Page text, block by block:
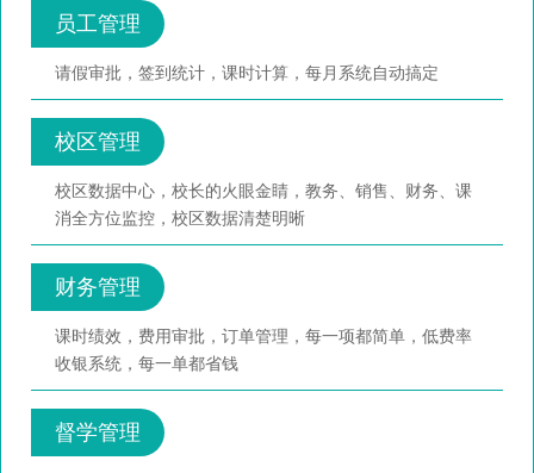
员工管理
请假审批，签到统计，课时计算，每月系统自动搞定
校区管理
校区数据中心，校长的火眼金睛，教务、销售、财务、课
消全方位监控，校区数据清楚明晰
财务管理
课时绩效，费用审批，订单管理，每一项都简单，低费率
收银系统，每一单都省钱
督学管理